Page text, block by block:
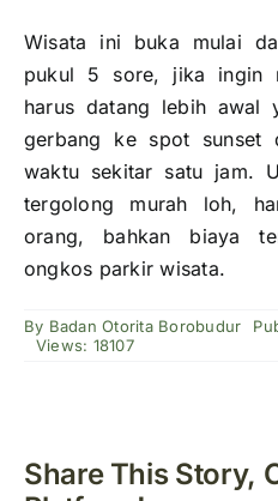
Wisata ini buka mulai
pukul 5 sore, jika ingin
harus datang lebih awal
gerbang ke spot sunset
waktu sekitar satu jam.
tergolong murah loh,
orang, bahkan biaya
ongkos parkir wisata.
By Badan Otorita Borobudur
Views: 18107
Share This Story,